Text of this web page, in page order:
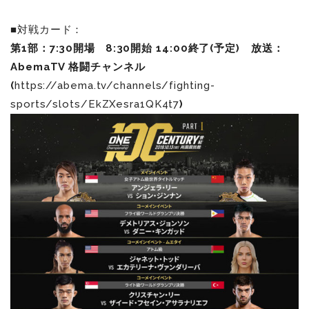
■対戦カード：
第1部：7:30開場
8:30 開始 14:00終了(予定) 放送：
AbemaTV 格闘チャンネル
(https://abema.tv/channels/fighting-
sports/slots/EkZXesra1QK4t7)